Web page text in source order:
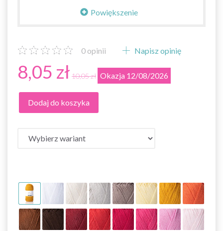
Powiększenie
0 opinii Napisz opinię
8,05 zł 10,05 zł Okazja 12/08/2026
Dodaj do koszyka